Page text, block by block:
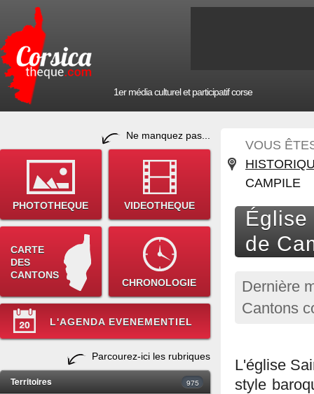
1er média culturel et participatif corse
Ne manquez pas...
PHOTOTHEQUE VIDEOTHEQUE
CARTE
DES
CANTONS
CHRONOLOGIE
L'AGENDA EVENEMENTIEL
Parcourez-ici les rubriques
Territoires 975
VOUS
CAMPILE
de
Dernière
Cantons
L'église
style